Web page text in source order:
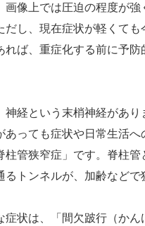
画像上では圧迫の程度が
だし、現在症状が軽くて
れば、重症化する前に予
神経という末梢神経があ
あっても症状や日常生活
柱管狭窄症」です。脊柱
るトンネルが、加齢など
症状は、「間欠跛行（か